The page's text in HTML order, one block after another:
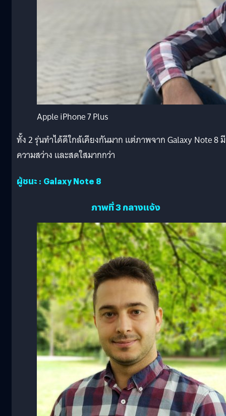
Apple iPhone 7 Plus
ทั้ง 2 รุ่นทำได้ดีใกล้เคียงกันมาก แต่ภาพจาก Galaxy Note 8 มี
ความสว่าง และสดใสมากกว่า
ผู้ชนะ : Galaxy Note 8
ภาพที่ 3 กลางแจ้ง